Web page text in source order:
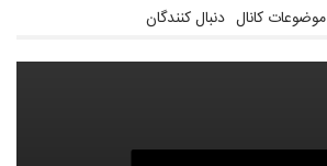
موضوعات کانال دنبال کنندگان